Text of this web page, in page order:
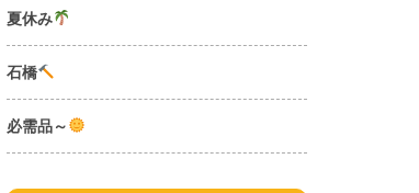
夏休み
石橋
必需品～